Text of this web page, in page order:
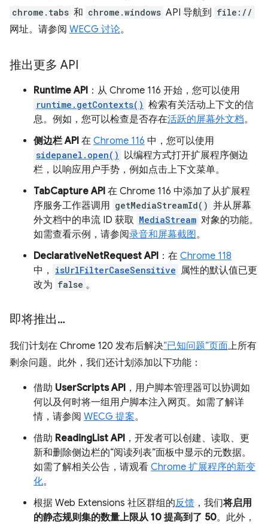
chrome.tabs 和 chrome.windows API 导航到 file://
网址。请参阅 WECG 讨论。
推出更多 API
Runtime API ：从 Chrome 116 开始，您可以使用
runtime.getContexts() 检索有关活动上下文的信
息。例如，您可以检查是否存在活跃的屏幕外文档。
侧边栏 API 在 Chrome 116 中，您可以使用
sidepanel.open() 以编程方式打开扩展程序侧边
栏，以响应用户手势，例如点击上下文菜单。
TabCapture API 在 Chrome 116 中添加了从扩展程
序服务工作器调用 getMediaStreamId() 并从屏幕
外文档中的串流 ID 获取 MediaStream 对象的功能。
如需查看示例，请参阅录音和屏幕截图。
DeclarativeNetRequest API ：在 Chrome 118
中，
isUrlFilterCaseSensitive 属性的默认值已更
改为 false 。
即将推出…
我们计划在 Chrome 120 发布后解决“已知问题”页面上所有
剩余问题。此外，我们还计划添加以下功能：
借助 UserScripts API ，用户脚本管理器可以协调如
何以及何时将一组用户脚本注入网页。如需了解详
情，请参阅 WECG 提案。
借助 ReadingList API ，开发者可以创建、读取、更
新和删除侧边栏的“阅读列表”面板中显示的元数据。
如需了解相关公告，请观看 Chrome 扩展程序的新变
化。
根据 Web Extensions 社区群组的反馈 ，我们将启用
的静态规则集的数量上限从 10 提高到了 50。此外，